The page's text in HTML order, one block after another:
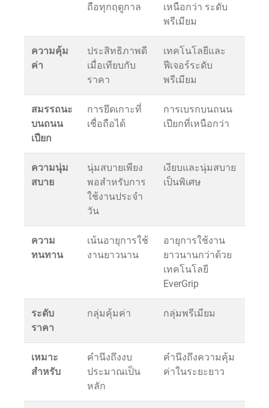
ถือทุกฤดูกาล
เหนือกว่า ระดับ
พรีเมียม
ความคุ้ม
ค่า
ประสิทธิภาพดี
เมื่อเทียบกับ
ราคา
เทคโนโลยีและ
ฟีเจอร์ระดับ
พรีเมียม
สมรรถนะ
บนถนน
เปียก
การยึดเกาะที่
เชื่อถือได้
การเบรกบนถนน
เปียกที่เหนือกว่า
ความนุ่ม
สบาย
นุ่มสบายเพียง
พอสำหรับการ
ใช้งานประจำ
วัน
เงียบและนุ่มสบาย
เป็นพิเศษ
ความ
ทนทาน
เน้นอายุการใช้
งานยาวนาน
อายุการใช้งาน
ยาวนานกว่าด้วย
เทคโนโลยี
EverGrip
ระดับ
ราคา
กลุ่มคุ้มค่า กลุ่มพรีเมียม
เหมาะ
สำหรับ
คำนึงถึงงบ
ประมาณเป็น
หลัก
คำนึงถึงความคุ้ม
ค่าในระยะยาว